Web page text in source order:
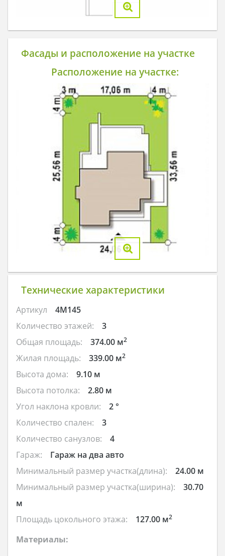
Фасады и расположение на участке
Расположение на участке:
Технические характеристики
Артикул
4M145
Количество этажей:
3
Общая площадь:
374.00 м2
Жилая площадь: 339.00 м2
Высота дома:
9.10 м
Высота потолка:
2.80 м
Угол наклона кровли:
2 °
Количество спален:
3
Количество санузлов:
4
Гараж:
Гараж на два авто
Минимальный размер участка(длина):
24.00 м
Минимальный размер участка(ширина):
30.70
м
Площадь цокольного этажа:
127.00 м2
Материалы: